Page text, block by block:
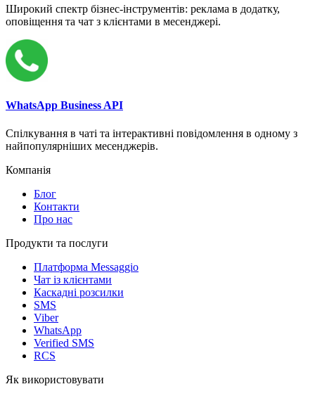
Широкий спектр бізнес-інструментів: реклама в додатку,
оповіщення та чат з клієнтами в месенджері.
WhatsApp Business API
Спілкування в чаті та інтерактивні повідомлення в одному з
найпопулярніших месенджерів.
Компанія
Блог
Контакти
Про нас
Продукти та послуги
Платформа Messaggio
Чат із клієнтами
Каскадні розсилки
SMS
Viber
WhatsApp
Verified SMS
RCS
Як використовувати